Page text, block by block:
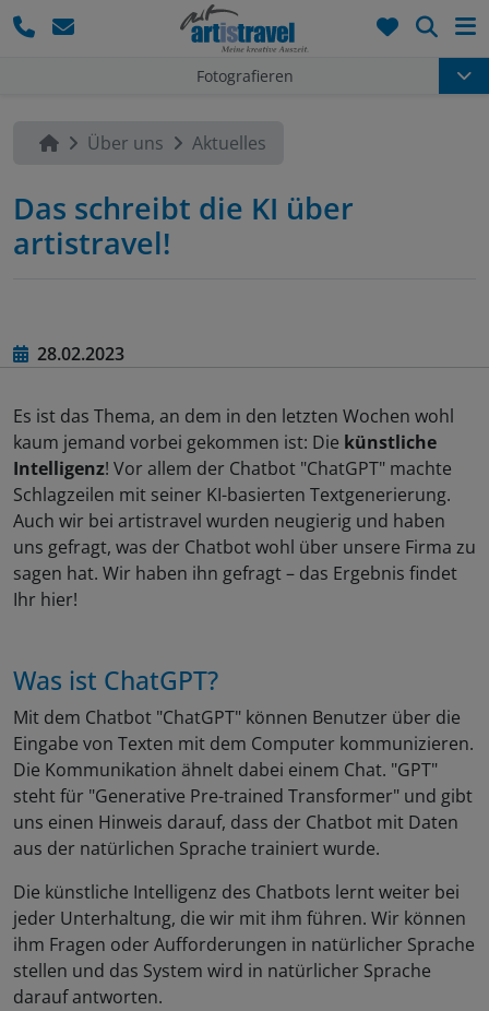
Fotografieren
Über uns Aktuelles
Das schreibt die KI über
artistravel!
28.02.2023
Es ist das Thema, an dem in den letzten Wochen wohl
kaum jemand vorbei gekommen ist: Die künstliche
Intelligenz! Vor allem der Chatbot "ChatGPT" machte
Schlagzeilen mit seiner KI-basierten Textgenerierung.
Auch wir bei artistravel wurden neugierig und haben
uns gefragt, was der Chatbot wohl über unsere Firma zu
sagen hat. Wir haben ihn gefragt – das Ergebnis findet
Ihr hier!
Was ist ChatGPT?
Mit dem Chatbot "ChatGPT" können Benutzer über die
Eingabe von Texten mit dem Computer kommunizieren.
Die Kommunikation ähnelt dabei einem Chat. "GPT"
steht für "Generative Pre-trained Transformer" und gibt
uns einen Hinweis darauf, dass der Chatbot mit Daten
aus der natürlichen Sprache trainiert wurde.
Die künstliche Intelligenz des Chatbots lernt weiter bei
jeder Unterhaltung, die wir mit ihm führen. Wir können
ihm Fragen oder Aufforderungen in natürlicher Sprache
stellen und das System wird in natürlicher Sprache
darauf antworten.